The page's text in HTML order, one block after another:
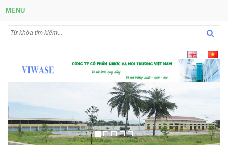
MENU